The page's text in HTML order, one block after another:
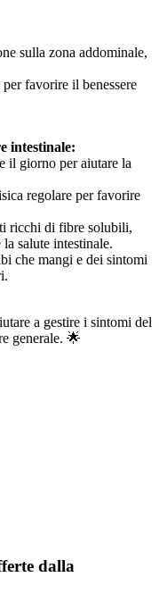
sulla zona addominale,
favorire il benessere
intestinale:
il giorno per aiutare la
regolare per favorire
ricchi di fibre solubili,
salute intestinale.
che mangi e dei sintomi
a gestire i sintomi del
generale. 🌟
dalla